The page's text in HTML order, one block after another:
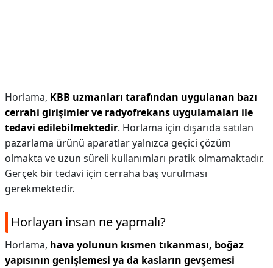
Horlama, KBB uzmanları tarafından uygulanan bazı
cerrahi girişimler ve radyofrekans uygulamaları ile
tedavi edilebilmektedir. Horlama için dışarıda satılan
pazarlama ürünü aparatlar yalnızca geçici çözüm
olmakta ve uzun süreli kullanımları pratik olmamaktadır.
Gerçek bir tedavi için cerraha baş vurulması
gerekmektedir.
Horlayan insan ne yapmalı?
Horlama, hava yolunun kısmen tıkanması, boğaz
yapısının genişlemesi ya da kasların gevşemesi